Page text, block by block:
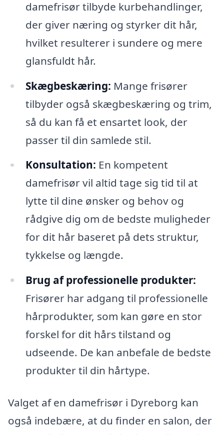
damefrisør tilbyde kurbehandlinger,
der giver næring og styrker dit hår,
hvilket resulterer i sundere og mere
glansfuldt hår.
Skægbeskæring: Mange frisører
tilbyder også skægbeskæring og trim,
så du kan få et ensartet look, der
passer til din samlede stil.
Konsultation: En kompetent
damefrisør vil altid tage sig tid til at
lytte til dine ønsker og behov og
rådgive dig om de bedste muligheder
for dit hår baseret på dets struktur,
tykkelse og længde.
Brug af professionelle produkter:
Frisører har adgang til professionelle
hårprodukter, som kan gøre en stor
forskel for dit hårs tilstand og
udseende. De kan anbefale de bedste
produkter til din hårtype.
Valget af en damefrisør i Dyreborg kan
også indebære, at du finder en salon, der